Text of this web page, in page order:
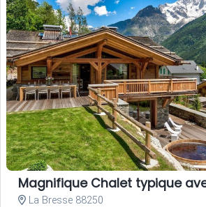
Magnifique Chalet typique
La Bresse 88250